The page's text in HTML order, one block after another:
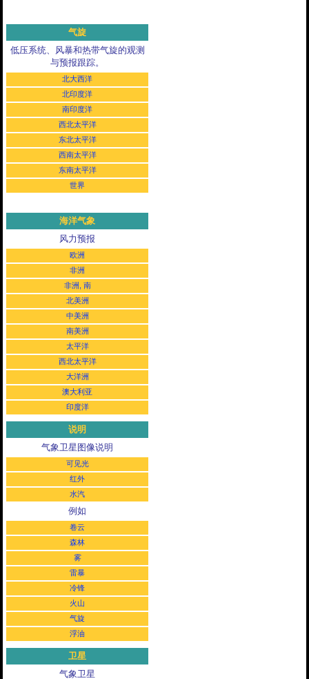
气旋
低压系统、风暴和热带气旋的观测
与预报跟踪。
北大西洋
北印度洋
南印度洋
西北太平洋
东北太平洋
西南太平洋
东南太平洋
世界
海洋气象
风力预报
欧洲
非洲
非洲, 南
北美洲
中美洲
南美洲
太平洋
西北太平洋
大洋洲
澳大利亚
印度洋
说明
气象卫星图像说明
可见光
红外
水汽
例如
卷云
森林
雾
雷暴
冷锋
火山
气旋
浮油
卫星
气象卫星